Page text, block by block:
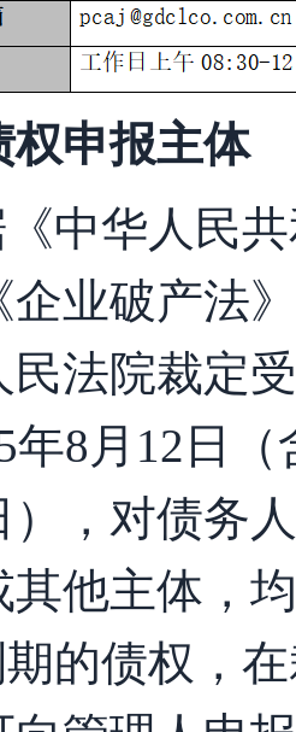
权申报主体
中华人民
企业破产法
民法院裁定
年8 月 12 日
），对债务
其他主体，
的债权，